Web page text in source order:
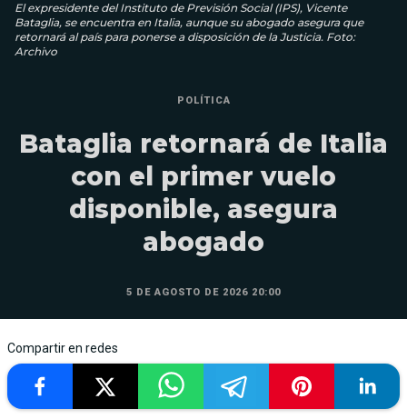
El expresidente del Instituto de Previsión Social (IPS), Vicente
Bataglia, se encuentra en Italia, aunque su abogado asegura que
retornará al país para ponerse a disposición de la Justicia. Foto:
Archivo
POLÍTICA
Bataglia retornará de Italia
con el primer vuelo
disponible, asegura
abogado
5 DE AGOSTO DE 2026 20:00
Compartir en redes